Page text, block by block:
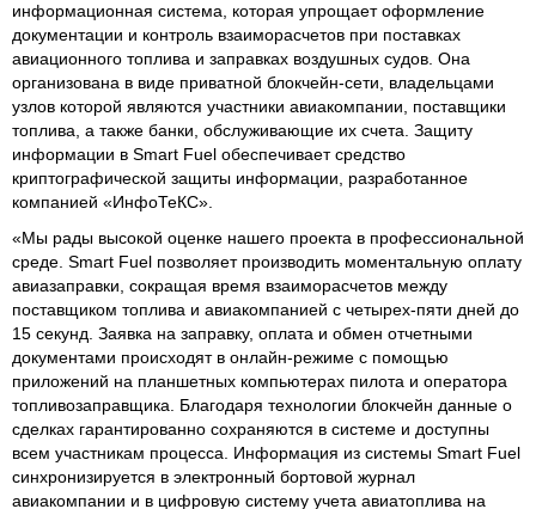
информационная система, которая упрощает оформление
документации и контроль взаиморасчетов при поставках
авиационного топлива и заправках воздушных судов. Она
организована в виде приватной блокчейн-сети, владельцами
узлов которой являются участники авиакомпании, поставщики
топлива, а также банки, обслуживающие их счета. Защиту
информации в Smart Fuel обеспечивает средство
криптографической защиты информации, разработанное
компанией «ИнфоТеКС».
«Мы рады высокой оценке нашего проекта в профессиональной
среде. Smart Fuel позволяет производить моментальную оплату
авиазаправки, сокращая время взаиморасчетов между
поставщиком топлива и авиакомпанией с четырех-пяти дней до
15 секунд. Заявка на заправку, оплата и обмен отчетными
документами происходят в онлайн-режиме с помощью
приложений на планшетных компьютерах пилота и оператора
топливозаправщика. Благодаря технологии блокчейн данные о
сделках гарантированно сохраняются в системе и доступны
всем участникам процесса. Информация из системы Smart Fuel
синхронизируется в электронный бортовой журнал
авиакомпании и в цифровую систему учета авиатоплива на